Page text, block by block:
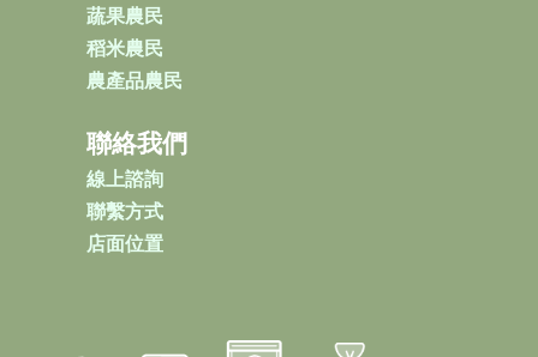
蔬果農民
稻米農民
農產品農民
聯絡我們
線上諮詢
聯繫方式
店面位置